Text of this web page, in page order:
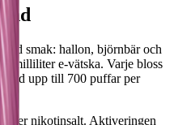
smak: hallon, björnbär och
milliliter e-vätska. Varje bloss
upp till 700 puffar per
nikotinsalt. Aktiveringen